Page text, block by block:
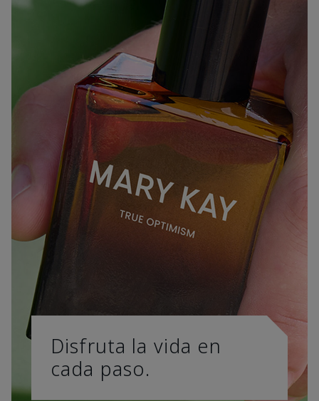
Disfruta la vida en
cada paso.